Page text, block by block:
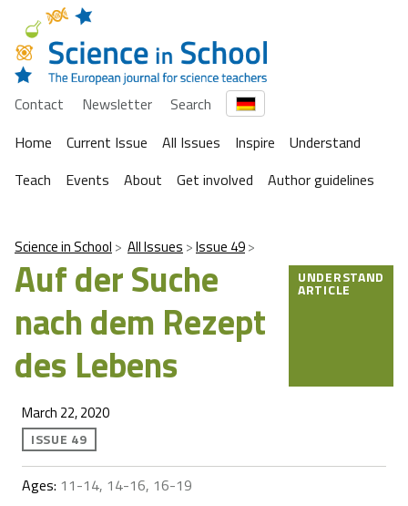
Contact Newsletter
Search
Home
Current Issue All Issues Inspire
Understand
Teach
Events About Get involved Author guidelines
Science in School All Issues Issue 49
Auf der Suche
nach dem Rezept
des Lebens
UNDERSTAND
ARTICLE
March 22, 2020
ISSUE 49
Ages: 11-14, 14-16, 16-19